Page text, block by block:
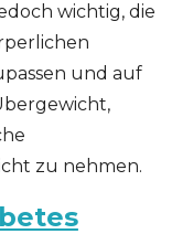
wichtig, die
und auf
zu nehmen.